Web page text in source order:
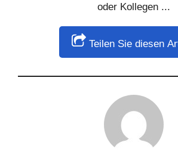
oder Kollegen ...
Teilen Sie diesen